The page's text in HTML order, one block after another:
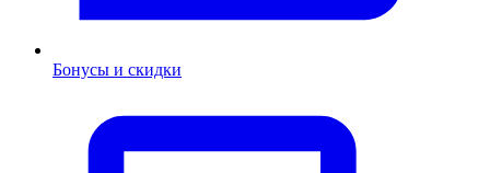
Бонусы и скидки